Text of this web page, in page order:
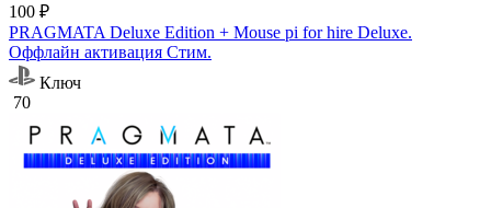
100 ₽
PRAGMATA Deluxe Edition + Mouse pi for hire Deluxe.
Оффлайн активация Cтим.
Ключ
70